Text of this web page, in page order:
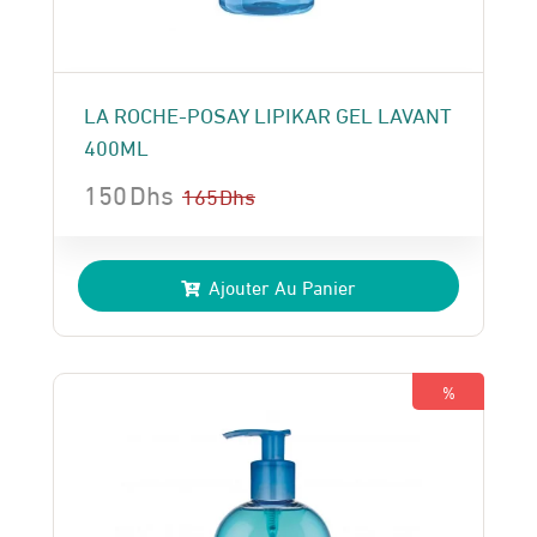
LA ROCHE-POSAY LIPIKAR GEL LAVANT
400ML
165Dhs
prix
initial
était :
165 Dhs.
150Dhs
prix
actuel
est :
150 Dhs.
Ajouter Au Panier
%